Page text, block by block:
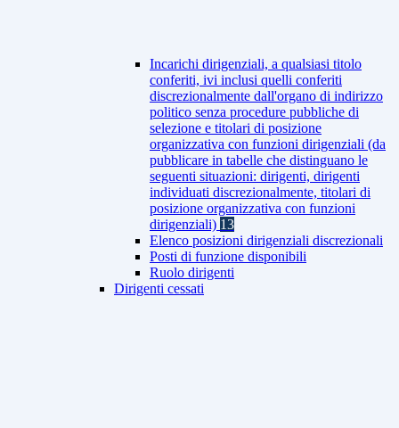
Incarichi dirigenziali, a qualsiasi titolo
conferiti, ivi inclusi quelli conferiti
discrezionalmente dall'organo di indirizzo
politico senza procedure pubbliche di
selezione e titolari di posizione
organizzativa con funzioni dirigenziali (da
pubblicare in tabelle che distinguano le
seguenti situazioni: dirigenti, dirigenti
individuati discrezionalmente, titolari di
posizione organizzativa con funzioni
dirigenziali) 13
Elenco posizioni dirigenziali discrezionali
Posti di funzione disponibili
Ruolo dirigenti
Dirigenti cessati